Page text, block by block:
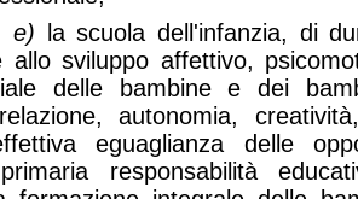
e) la scuola dell'infanzia, di
allo sviluppo affettivo,
delle bambine e dei
autonomia,
eguaglianza delle
responsabilità